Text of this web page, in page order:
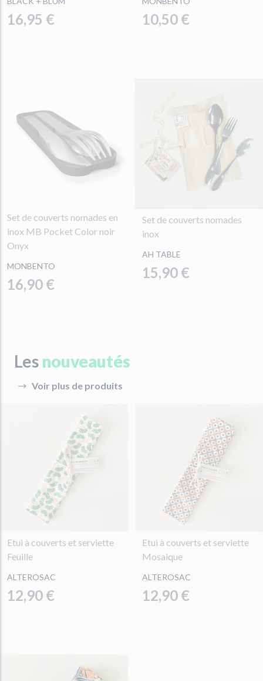
16,95 € 10,50 €
Set de couverts nomades en
inox MB Pocket Color noir
Onyx
MONBENTO
16,90 €
Set de couverts nomades
inox
AH TABLE
15,90 €
Les nouveautés
Voir plus de produits
Etui à couverts et serviette
Feuille
ALTEROSAC
12,90 €
Etui à couverts et serviette
Mosaique
ALTEROSAC
12,90 €